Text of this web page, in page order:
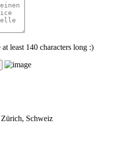
least 140 characters long :)
Zürich, Schweiz